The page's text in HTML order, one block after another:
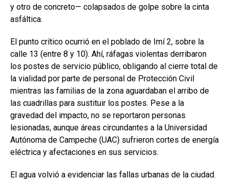
y otro de concreto— colapsados de golpe sobre la cinta
asfáltica.
El punto crítico ocurrió en el poblado de Imí 2, sobre la
calle 13 (entre 8 y 10). Ahí, ráfagas violentas derribaron
los postes de servicio público, obligando al cierre total de
la vialidad por parte de personal de Protección Civil
mientras las familias de la zona aguardaban el arribo de
las cuadrillas para sustituir los postes. Pese a la
gravedad del impacto, no se reportaron personas
lesionadas, aunque áreas circundantes a la Universidad
Autónoma de Campeche (UAC) sufrieron cortes de energía
eléctrica y afectaciones en sus servicios.
El agua volvió a evidenciar las fallas urbanas de la ciudad.